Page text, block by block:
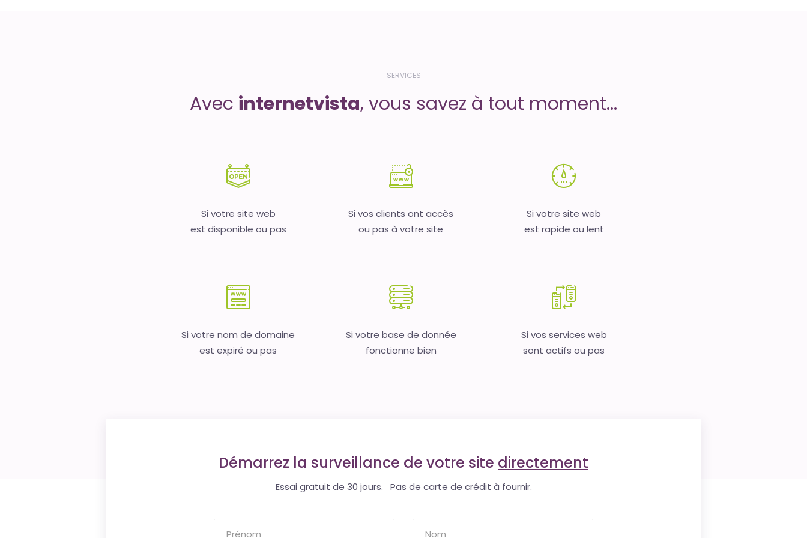
SERVICES
Avec internetvista, vous savez à tout moment...
Si votre site web
est disponible ou pas
Si vos clients ont accès
ou pas à votre site
Si votre site web
est rapide ou lent
Si votre nom de domaine
est expiré ou pas
Si votre base de donnée
fonctionne bien
Si vos services web
sont actifs ou pas
Démarrez la surveillance de votre site directement
Essai gratuit de 30 jours. Pas de carte de crédit à fournir.